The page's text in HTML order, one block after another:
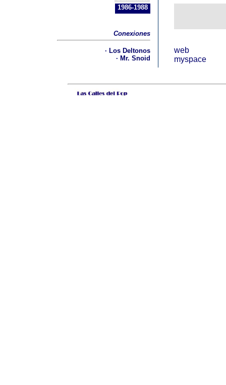
web
myspace
1986-1988
Conexiones
· Los Deltonos
· Mr. Snoid